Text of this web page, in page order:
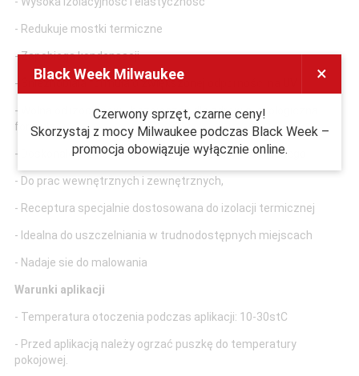
- Redukuje mostki termiczne
- Zapobiega kondensacji
- Śnieżnobiała formuła o zwiększonej odporności na UV
- Wolna od izocjanów - bezpieczna dla zdrowia, ekologiczna
formuła
- Doskonale przylega do każdego materiału budowlanego
- Do prac wewnętrznych i zewnętrznych,
- Receptura specjalnie dostosowana do izolacji termicznej
- Idealna do uszczelniania w trudnodostępnych miejscach
- Nadaje sie do malowania
Warunki aplikacji
- Temperatura otoczenia podczas aplikacji: 10-30stC
- Przed aplikacją należy ogrzać puszkę do temperatury
pokojowej.
×
Black Week Milwaukee
Czerwony sprzęt, czarne ceny!
Skorzystaj z mocy Milwaukee podczas Black Week –
promocja obowiązuje wyłącznie online.